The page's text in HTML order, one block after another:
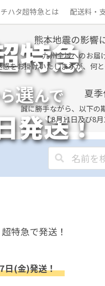
ハタ超特急とは 配送料・
特急
選んで
発送！
熊本地震の影響
九州全域へのお届
惑をお掛けいたしますが、何
夏
誠に勝手ながら、以下の
【 8月11日及び8
超特急で発送！
日(金)発送！